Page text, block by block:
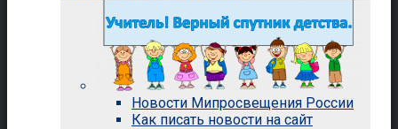
Новости Мипросвещения России
Как писать новости на сайт